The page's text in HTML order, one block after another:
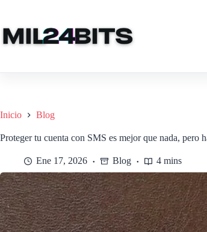
contenido
Inicio Blog
Proteger tu cuenta con SMS es mejor que nada, pero
Ene 17, 2026 Blog 4 mins